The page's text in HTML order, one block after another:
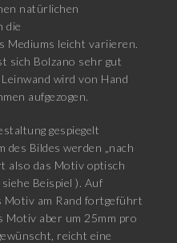
natürlichen
die
Mediums leicht variieren.
sich Bolzano sehr gut
wird von Hand
aufgezogen.
gespiegelt
des Bildes werden „nach
also das Motiv optisch
Beispiel ). Auf
Motiv am Rand fortgeführt
Motiv aber um 25mm pro
reicht eine